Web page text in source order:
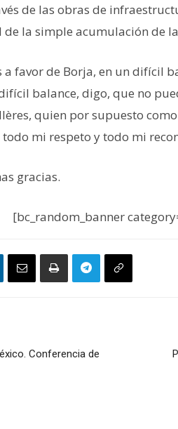
de las obras de
la simple acumulación de
a favor de Borja, en un difícil
balance, digo, que no
quien por supuesto
mi respeto y todo mi
gracias.
[bc_random_banner
Conferencia de